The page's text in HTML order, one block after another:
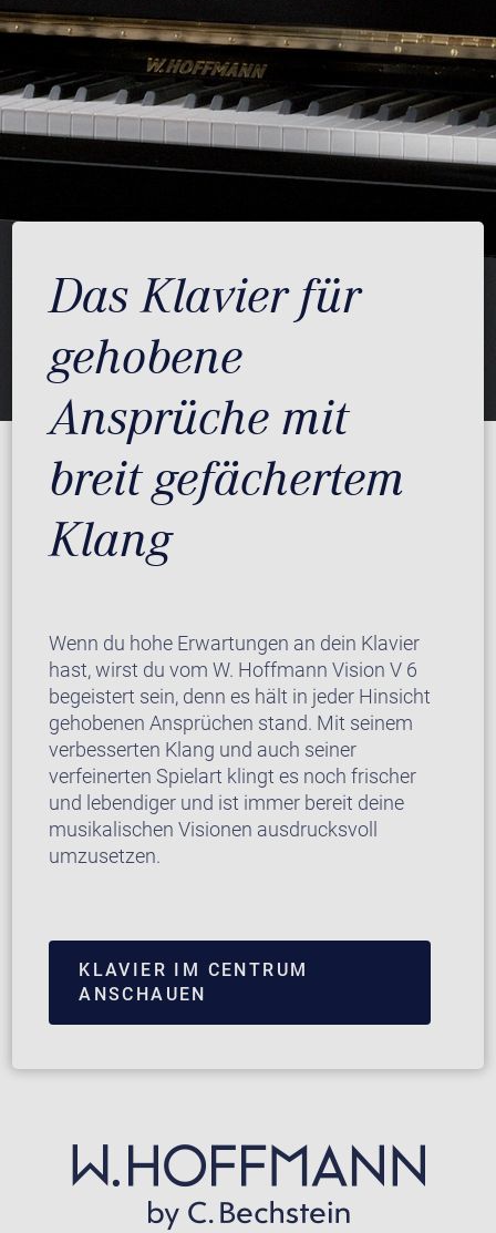
Das Klavier für
gehobene
Ansprüche mit
breit gefächertem
Klang
Wenn du hohe Erwartungen an dein Klavier
hast, wirst du vom W. Hoffmann Vision V 6
begeistert sein, denn es hält in jeder Hinsicht
gehobenen Ansprüchen stand. Mit seinem
verbesserten Klang und auch seiner
verfeinerten Spielart klingt es noch frischer
und lebendiger und ist immer bereit deine
musikalischen Visionen ausdrucksvoll
umzusetzen.
KLAVIER IM CENTRUM
ANSCHAUEN